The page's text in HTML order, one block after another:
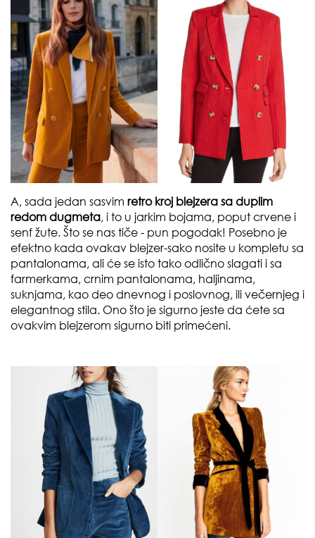
A, sada jedan sasvim retro kroj blejzera sa duplim
redom dugmeta, i to u jarkim bojama, poput crvene i
senf žute. Što se nas tiče - pun pogodak! Posebno je
efektno kada ovakav blejzer-sako nosite u kompletu sa
pantalonama, ali će se isto tako odlično slagati i sa
farmerkama, crnim pantalonama, haljinama,
suknjama, kao deo dnevnog i poslovnog, ili večernjeg i
elegantnog stila. Ono što je sigurno jeste da ćete sa
ovakvim blejzerom sigurno biti primećeni.